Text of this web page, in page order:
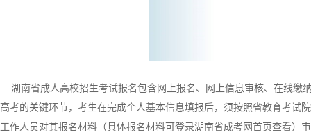
湖南省成人高校招生考试报名包含网上报名、网上信息审核、在线缴
高考的关键环节，考生在完成个人基本信息填报后，须按照省教育考试
工作人员对其报名材料（具体报名材料可登录湖南省成考网首页查看）